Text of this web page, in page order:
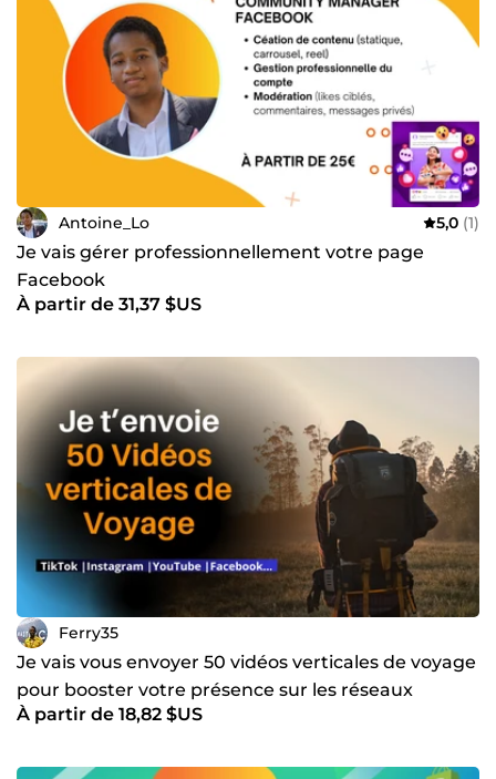
Antoine_Lo 5,0 (1)
Je vais gérer professionnellement votre page
Facebook
À partir de 31,37 $US
Ferry35
Je vais vous envoyer 50 vidéos verticales de voyage
pour booster votre présence sur les réseaux
sociaux
À partir de 18,82 $US